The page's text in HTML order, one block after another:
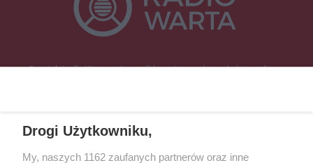
Specjalnie dla Was postanowiliśmy stworzyć rozgłośnię radiową
Śrem, Jarocin, Gniezno, Ostrów Wlkp.).
Drogi Użytkowniku,
My, naszych 1162 zaufanych partnerów oraz inne